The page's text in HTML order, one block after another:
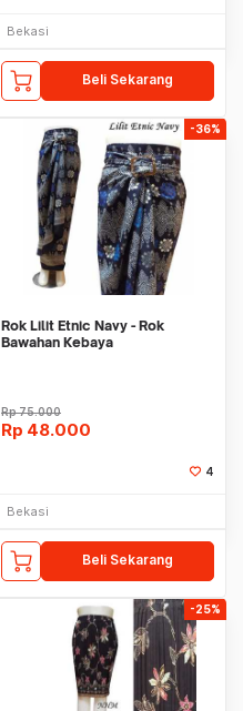
Bekasi
Beli Sekarang
-36%
Rok Lilit Etnic Navy - Rok
Bawahan Kebaya
Rp75.000
Rp 48.000
4
Bekasi
Beli Sekarang
-25%